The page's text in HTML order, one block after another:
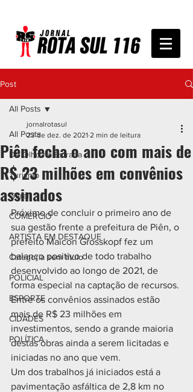
Post
All Posts
De Olho na Estrada
Turismo
Geral
COMÉRCIO
ARTISTA EM DESTAQUE
Categoria sem título
POLICIAL
ESPORTE
CIDADES
POLÍTICA
All Posts
Piên fecha o ano com mais de
R$ 23 milhões em convênios
assinados
jornalrotasul
23 de dez. de 2021 2 min de leitura
Próximo de concluir o primeiro ano de
sua gestão frente a prefeitura de Piên, o
prefeito Maicon Grosskopf fez um
balanço positivo de todo trabalho
desenvolvido ao longo de 2021, de
forma especial na captação de recursos.
Entre os convênios assinados estão
mais de R$ 23 milhões em
investimentos, sendo a grande maioria
destas obras ainda a serem licitadas e
iniciadas no ano que vem.
Um dos trabalhos já iniciados está a
pavimentação asfáltica de 2,8 km no